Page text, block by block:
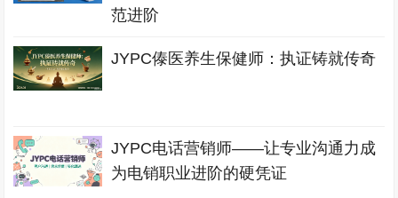
范进阶
JYPC傣医养生保健师：执证铸就传奇
JYPC电话营销师——让专业沟通力成
为电销职业进阶的硬凭证